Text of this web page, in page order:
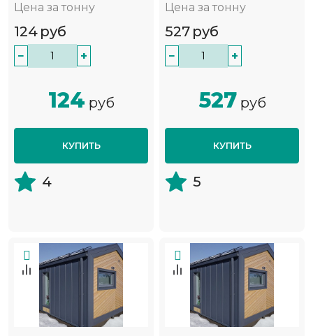
Цена за тонну
124 руб
− +
124 руб
КУПИТЬ
4
Цена за тонну
527 руб
− +
527 руб
КУПИТЬ
5